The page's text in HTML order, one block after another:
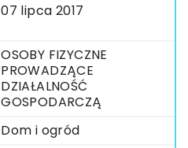
07 lipca 2017
OSOBY FIZYCZNE
PROWADZĄCE
DZIAŁALNOŚĆ
GOSPODARCZĄ
Dom i ogród